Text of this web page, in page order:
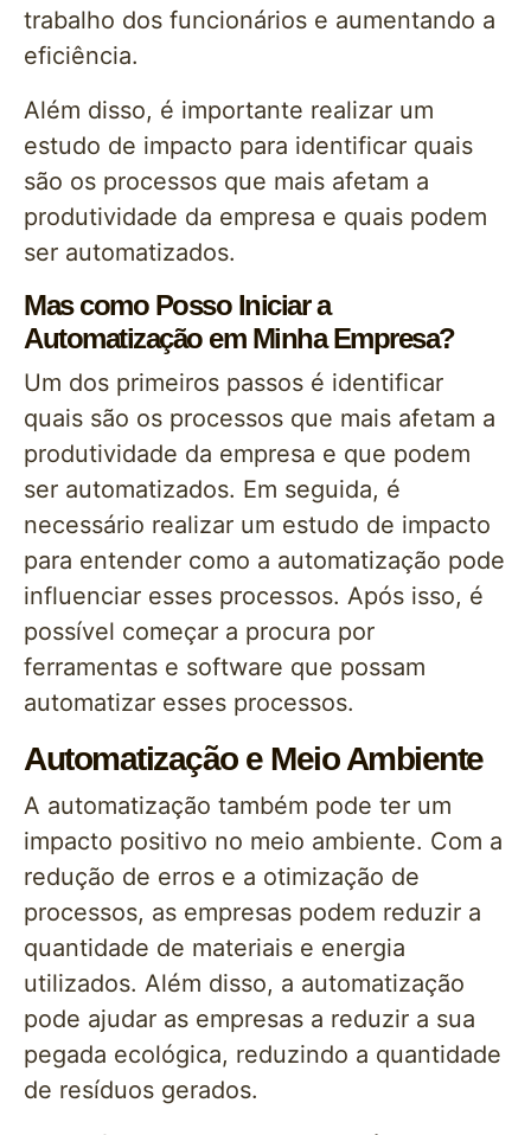
trabalho dos funcionários e aumentando a
eficiência.
Além disso, é importante realizar um
estudo de impacto para identificar quais
são os processos que mais afetam a
produtividade da empresa e quais podem
ser automatizados.
Mas como Posso Iniciar a
Automatização em Minha Empresa?
Um dos primeiros passos é identificar
quais são os processos que mais afetam a
produtividade da empresa e que podem
ser automatizados. Em seguida, é
necessário realizar um estudo de impacto
para entender como a automatização pode
influenciar esses processos. Após isso, é
possível começar a procura por
ferramentas e software que possam
automatizar esses processos.
Automatização e Meio Ambiente
A automatização também pode ter um
impacto positivo no meio ambiente. Com a
redução de erros e a otimização de
processos, as empresas podem reduzir a
quantidade de materiais e energia
utilizados. Além disso, a automatização
pode ajudar as empresas a reduzir a sua
pegada ecológica, reduzindo a quantidade
de resíduos gerados.